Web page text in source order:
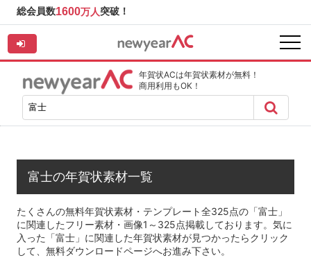
総会員数1600万人突破！
年賀状ACは年賀状素材が無料！
商用利用もOK！
富士の年賀状素材一覧
たくさんの無料年賀状素材・テンプレート全325点の「富士」
に関連したフリー素材・画像1～325点掲載しております。気に
入った「富士」に関連した年賀状素材が見つかったらクリック
して、無料ダウンロードページへお進み下さい。